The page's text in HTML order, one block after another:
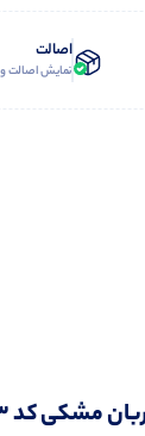
اصالت
نمایش اصالت و
مشکی کد 43